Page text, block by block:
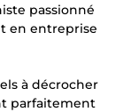
passionné
en entreprise
à décrocher
parfaitement